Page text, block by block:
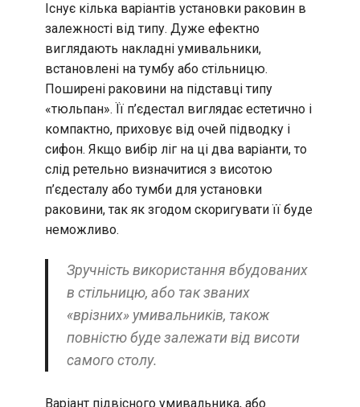
Існує кілька варіантів установки раковин в
залежності від типу. Дуже ефектно
виглядають накладні умивальники,
встановлені на тумбу або стільницю.
Поширені раковини на підставці типу
«тюльпан». Її п’єдестал виглядає естетично і
компактно, приховує від очей підводку і
сифон. Якщо вибір ліг на ці два варіанти, то
слід ретельно визначитися з висотою
п’єдесталу або тумби для установки
раковини, так як згодом скоригувати її буде
неможливо.
Зручність використання вбудованих
в стільницю, або так званих
«врізних» умивальників, також
повністю буде залежати від висоти
самого столу.
Варіант підвісного умивальника, або